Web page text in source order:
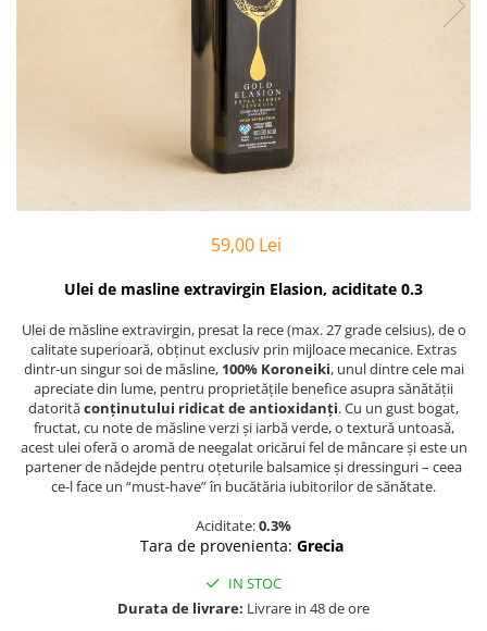
PRODUSE ROMÂNEȘTI
COSMETICE
59,00 Lei
Ulei de masline extravirgin Elasion, aciditate 0.3
Ulei de măsline extravirgin, presat la rece (max. 27 grade celsius), de o
calitate superioară, obținut exclusiv prin mijloace mecanice. Extras
dintr-un singur soi de măsline, 100% Koroneiki, unul dintre cele mai
apreciate din lume, pentru proprietățile benefice asupra sănătății
datorităconținutului ridicat de antioxidanți. Cu un gust bogat,
fructat, cu note de măsline verzi și iarbă verde, o textură untoasă,
acest ulei oferă o aromă de neegalat oricărui fel de mâncare și este un
partener de nădejde pentru oțeturile balsamice și dressinguri – ceea
ce-l face un “must-have” în bucătăria iubitorilor de sănătate.
Aciditate:0.3%
Tara de provenienta: Grecia
IN STOC
Durata de livrare: Livrare in 48 de ore